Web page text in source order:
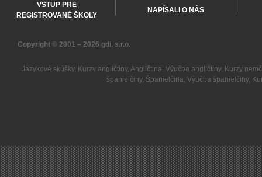
VSTUP PRE
REGISTROVANÉ ŠKOLY
NAPÍSALI O NÁS
Copyright © 2001 – 2026 gdi, s.r.o.
Jazykové skúšky, Kurzy angličtiny, Angličtina, Výučba angličtiny, Kurzy
španielčiny, Španielčina, Výučba španielčiny,